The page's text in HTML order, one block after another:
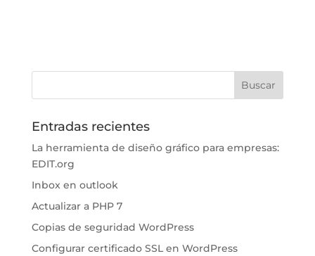
Entradas recientes
La herramienta de diseño gráfico para empresas:
EDIT.org
Inbox en outlook
Actualizar a PHP 7
Copias de seguridad WordPress
Configurar certificado SSL en WordPress